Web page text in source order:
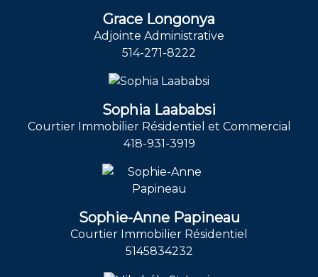
Grace Longonya
Adjointe Administrative
514-271-8222
Sophia Laababsi
Courtier Immobilier Résidentiel et Commercial
418-931-3919
Sophie-Anne Papineau
Courtier Immobilier Résidentiel
5145834232